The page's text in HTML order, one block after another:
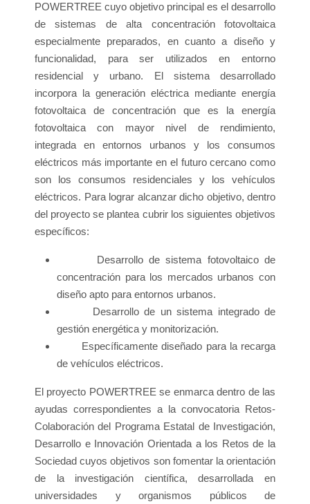
POWERTREE cuyo objetivo principal es el desarrollo
de sistemas de alta concentración fotovoltaica
especialmente preparados, en cuanto a diseño y
funcionalidad, para ser utilizados en entorno
residencial y urbano. El sistema desarrollado
incorpora la generación eléctrica mediante energía
fotovoltaica de concentración que es la energía
fotovoltaica con mayor nivel de rendimiento,
integrada en entornos urbanos y los consumos
eléctricos más importante en el futuro cercano como
son los consumos residenciales y los vehículos
eléctricos. Para lograr alcanzar dicho objetivo, dentro
del proyecto se plantea cubrir los siguientes objetivos
específicos:
Desarrollo de sistema fotovoltaico de
concentración para los mercados urbanos con
diseño apto para entornos urbanos.
Desarrollo de un sistema integrado de
gestión energética y monitorización.
Específicamente diseñado para la recarga
de vehículos eléctricos.
El proyecto POWERTREE se enmarca dentro de las
ayudas correspondientes a la convocatoria Retos-
Colaboración del Programa Estatal de Investigación,
Desarrollo e Innovación Orientada a los Retos de la
Sociedad cuyos objetivos son fomentar la orientación
de la investigación científica, desarrollada en
universidades y organismos públicos de